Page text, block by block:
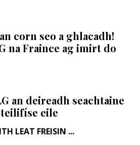
corn seo a ghlacadh!
na Fraince ag imirt do
an deireadh seachtaine
eile
LEAT FREISIN ...